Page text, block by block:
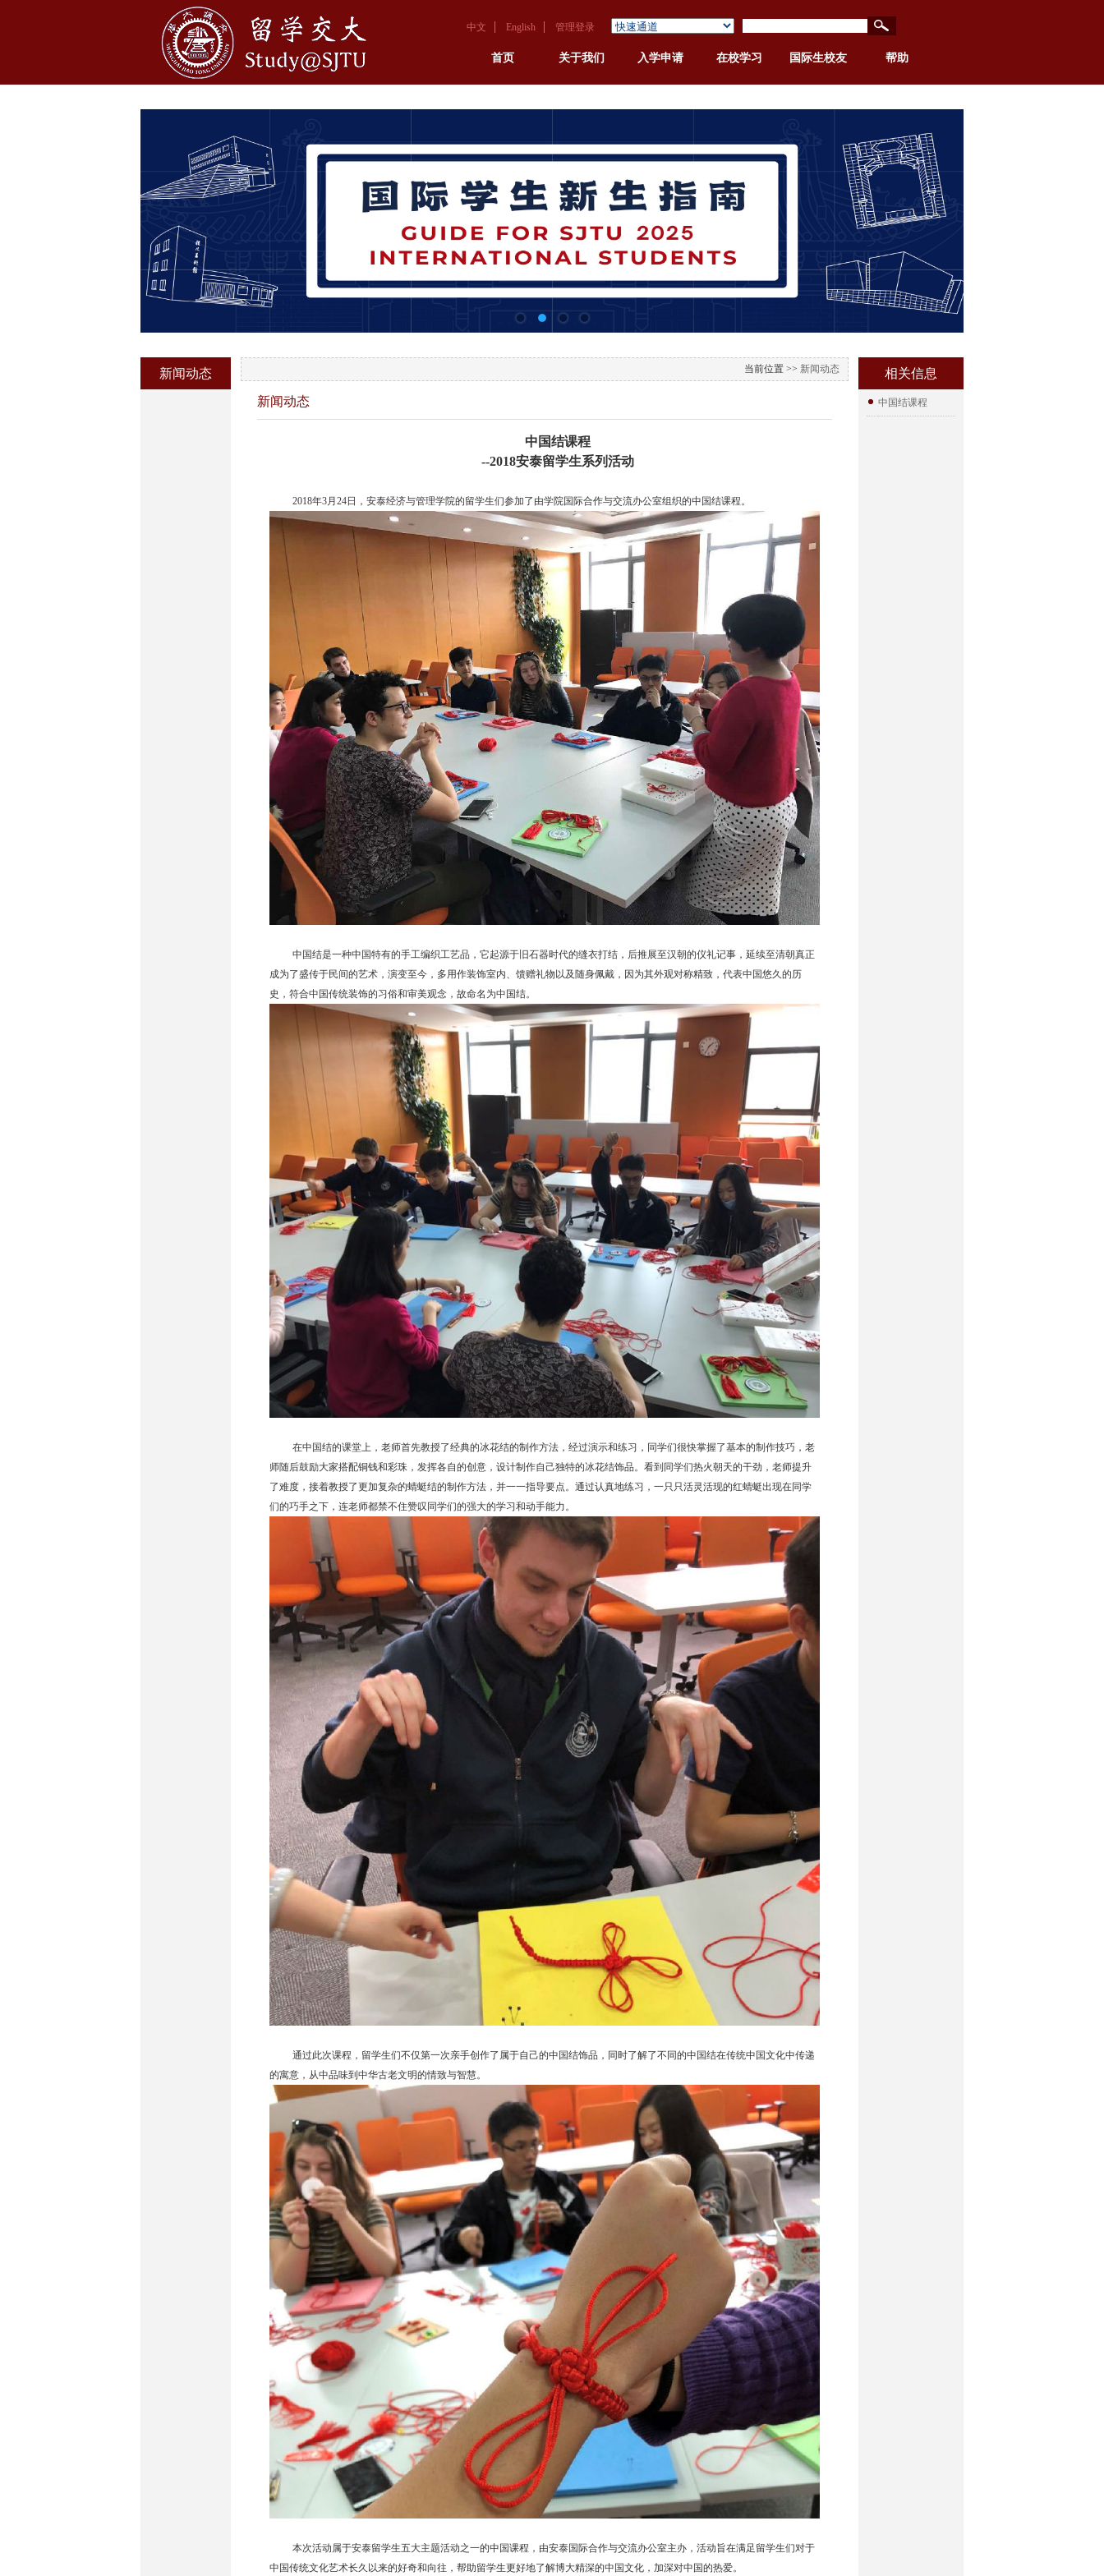
中文 English 管理登录
首页 关于我们 入学申请 在校学习 国际生校友 帮助
新闻动态 当前位置 >> 新闻动态
新闻动态
中国结课程
--2018安泰留学生系列活动
2018年3月24日，安泰经济与管理学院的留学生们参加了由学院国际合作与交流办公室组织的中国结课程。
中国结是一种中国特有的手工编织工艺品，它起源于旧石器时代的缝衣打结，后推展至汉朝的仪礼记事，延续至清朝真正
成为了盛传于民间的艺术，演变至今，多用作装饰室内、馈赠礼物以及随身佩戴，因为其外观对称精致，代表中国悠久的历
史，符合中国传统装饰的习俗和审美观念，故命名为中国结。
在中国结的课堂上，老师首先教授了经典的冰花结的制作方法，经过演示和练习，同学们很快掌握了基本的制作技巧，老
师随后鼓励大家搭配铜钱和彩珠，发挥各自的创意，设计制作自己独特的冰花结饰品。看到同学们热火朝天的干劲，老师提升
了难度，接着教授了更加复杂的蜻蜓结的制作方法，并一一指导要点。通过认真地练习，一只只活灵活现的红蜻蜓出现在同学
们的巧手之下，连老师都禁不住赞叹同学们的强大的学习和动手能力。
通过此次课程，留学生们不仅第一次亲手创作了属于自己的中国结饰品，同时了解了不同的中国结在传统中国文化中传递
的寓意，从中品味到中华古老文明的情致与智慧。
本次活动属于安泰留学生五大主题活动之一的中国课程，由安泰国际合作与交流办公室主办，活动旨在满足留学生们对于
中国传统文化艺术长久以来的好奇和向往，帮助留学生更好地了解博大精深的中国文化，加深对中国的热爱。
相关信息
中国结课程